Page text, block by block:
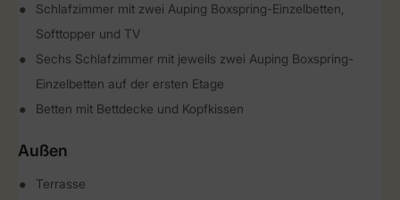
Schlafzimmer mit zwei Auping Boxspring-Einzelbetten,
Softtopper und TV
Sechs Schlafzimmer mit jeweils zwei Auping Boxspring-
Einzelbetten auf der ersten Etage
Betten mit Bettdecke und Kopfkissen
Außen
Terrasse